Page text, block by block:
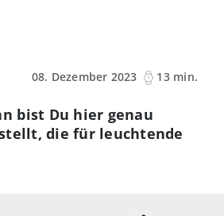
08. Dezember 2023
13 min.
bist Du hier genau
die für leuchtende